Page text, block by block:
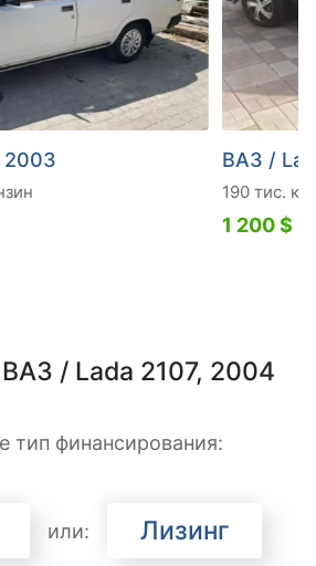
2003 ВАЗ /
190 тис. км
1 200 $
/ Lada 2107, 2004
тип финансирования:
или: Лизинг